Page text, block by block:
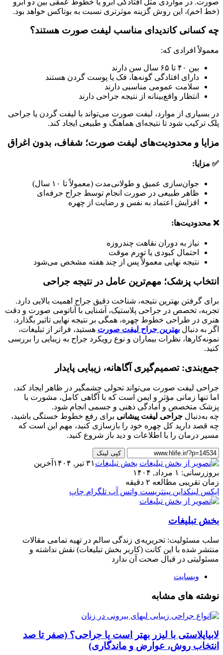
(خط اخم)، این روش گزینه موثرتری نسبت به بوتاکس خواهد بود.
چه کسانی کاندیدای مناسب لیفت صورت هستند؟
معمولاً افرادی که:
بین ۴۰ تا ۶۵ سال سن دارند
دارای افتادگی گونه‌ها، فک یا پوست گردن هستند
سلامت عمومی مناسبی دارند
انتظار واقع‌بینانه از نتیجه جراحی دارند
در بسیاری از موارد، لیفت صورت می‌تواند با لیفت گردن یا جراحی
پلک ترکیب شود تا نتیجه‌ای هماهنگ و طبیعی ایجاد کند.
مزایا و محدودیت‌های لیفت صورت؛ شفاف، بدون اغراق
✅ مزایا:
جوان‌سازی عمیق و طولانی‌مدت (معمولاً تا ۱۰ سال)
ظاهر طبیعی در صورت انجام توسط جراح حرفه‌ای
افزایش اعتماد به نفس و رضایت از چهره
❌ محدودیت‌ها:
نیاز به دوران نقاهت چندروزه
احتمال کبودی یا تورم موقت
نتیجه نهایی معمولاً پس از چند هفته مشخص می‌شود
انتخاب پزشک؛ مهم‌ترین عامل در نتیجه جراحی
برای گرفتن بهترین نتیجه، شناخت دقیق جراح اهمیت بالایی دارد.
تجربه، تخصص در جراحی پلاستیک، آشنایی با آناتومی صورت و دقت
هنری در طراحی خطوط چهره، همگی بر نتیجه نهایی تاثیر بگذارد.
اگر به دنبال بهترین جراح لیفت صورت هستید، فراتر از تبلیغات،
نمونه‌کارها، نظرات بیماران و نوع رویکرد جراح به زیبایی را بررسی
کنید.
جمع‌بندی: تصمیم‌گیری آگاهانه، زیبایی پایدار
جراحی لیفت صورت می‌تواند تحولی چشمگیر در ظاهر ایجاد کند،
اما تنها زمانی مؤثر و ایمن است که با آگاهی کامل، مشورت با
پزشک متخصص و آمادگی ذهنی و جسمی انجام شود.
چه به‌دنبال جراحی لیفت پیشانی برای رفع خطوط خستگی باشید،
چه قصد دارید کل چهره خود را بازسازی کنید، مهم این است که
مسیر درمان را با اطلاعات و دید باز شروع کنید.
کپی لینک
بخش تبلیغات ۳۱ تیر, ۱۴۰۴
آخرین
بروزرسانی: ۱ مرداد, ۱۴۰۴
زمان تقریبی مطالعه ۲ دقیقه
ایکس لینکداین پینتریست واتس آپ تلگرام چاپ
بخش تبلیغات
سلب‌ مسئولیت: تحریریه‌ی زندگی سالم در تهیه‌ تمامی مقالات
منتشر شده با این کانت (کاربر بخش تبلیغات) نقش نداشته و
مسئولیتی در قبال صحت آن ندارد
وبسایت
نوشته های مشابه
لابیاپلاستی با لیزر بهتر است یا جراحی؟ (صفر تا صد
انتخاب روش، عوارض و ماندگاری)